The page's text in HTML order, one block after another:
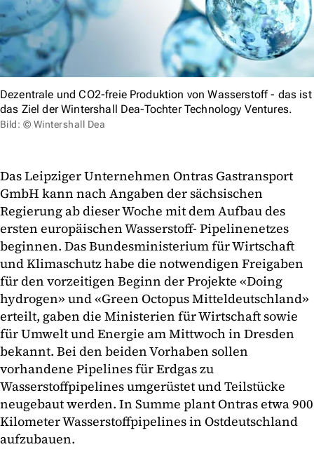
Dezentrale und CO2-freie Produktion von Wasserstoff - das ist
das Ziel der Wintershall Dea-Tochter Technology Ventures.
Bild: © Wintershall Dea
Das Leipziger Unternehmen Ontras Gastransport
GmbH kann nach Angaben der sächsischen
Regierung ab dieser Woche mit dem Aufbau des
ersten europäischen Wasserstoff- Pipelinenetzes
beginnen. Das Bundesministerium für Wirtschaft
und Klimaschutz habe die notwendigen Freigaben
für den vorzeitigen Beginn der Projekte «Doing
hydrogen» und «Green Octopus Mitteldeutschland»
erteilt, gaben die Ministerien für Wirtschaft sowie
für Umwelt und Energie am Mittwoch in Dresden
bekannt. Bei den beiden Vorhaben sollen
vorhandene Pipelines für Erdgas zu
Wasserstoffpipelines umgerüstet und Teilstücke
neugebaut werden. In Summe plant Ontras etwa 900
Kilometer Wasserstoffpipelines in Ostdeutschland
aufzubauen.